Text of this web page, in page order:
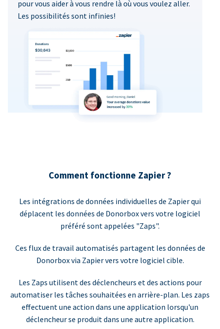
pour vous aider à vous rendre là où vous voulez aller.
Les possibilités sont infinies!
Comment fonctionne Zapier ?
Les intégrations de données individuelles de Zapier qui
déplacent les données de Donorbox vers votre logiciel
préféré sont appelées "Zaps".
Ces flux de travail automatisés partagent les données de
Donorbox via Zapier vers votre logiciel cible.
Les Zaps utilisent des déclencheurs et des actions pour
automatiser les tâches souhaitées en arrière-plan. Les zaps
effectuent une action dans une application lorsqu'un
déclencheur se produit dans une autre application.